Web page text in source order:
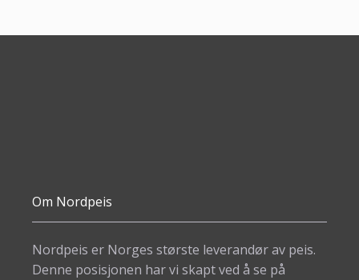
Om Nordpeis
Nordpeis er Norges største leverandør av peis.
Denne posisjonen har vi skapt ved å se på